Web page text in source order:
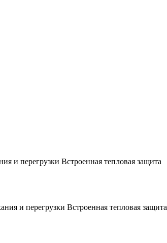
и перегрузки Встроенная тепловая защита
и перегрузки Встроенная тепловая защита